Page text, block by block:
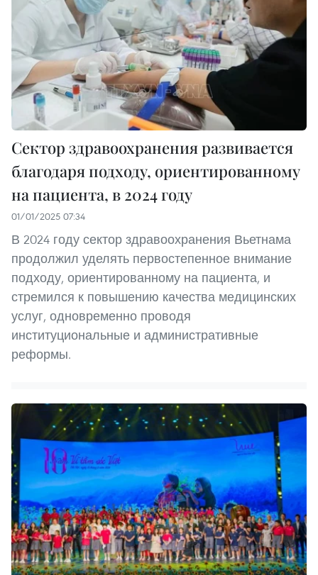
Сектор здравоохранения развивается
благодаря подходу, ориентированному
на пациента, в 2024 году
01/01/2025 07:34
В 2024 году сектор здравоохранения Вьетнама
продолжил уделять первостепенное внимание
подходу, ориентированному на пациента, и
стремился к повышению качества медицинских
услуг, одновременно проводя
институциональные и административные
реформы.